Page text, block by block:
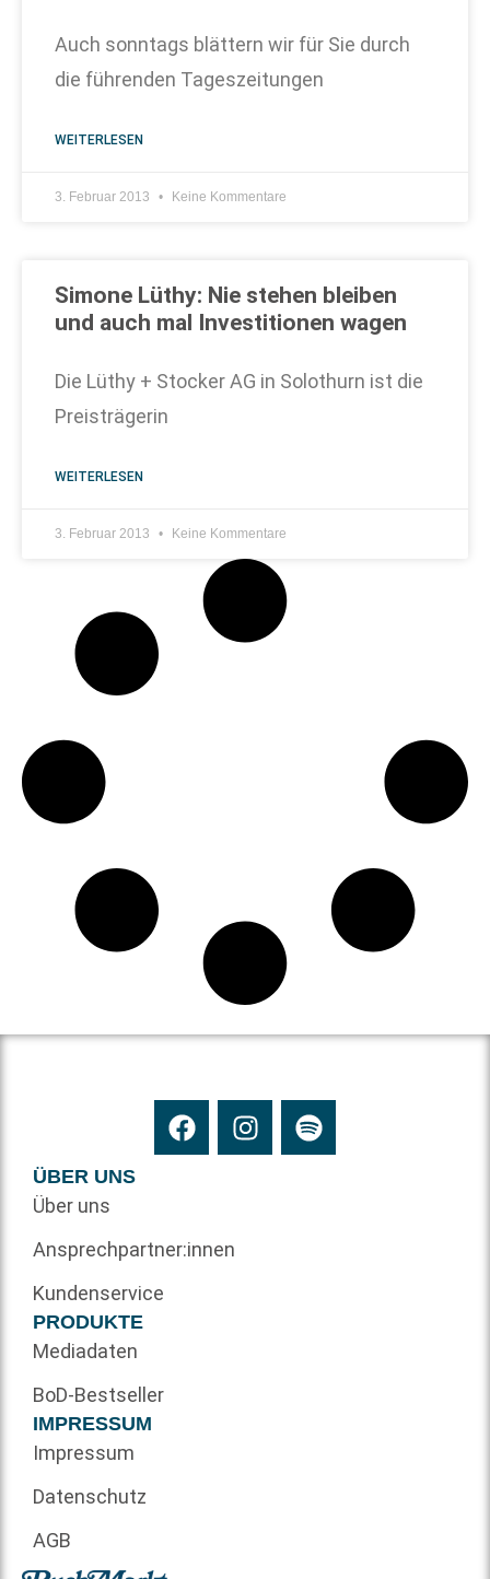
Auch sonntags blättern wir für Sie durch
die führenden Tageszeitungen
WEITERLESEN
3. Februar 2013 Keine Kommentare
Simone Lüthy: Nie stehen bleiben
und auch mal Investitionen wagen
Die Lüthy + Stocker AG in Solothurn ist die
Preisträgerin
WEITERLESEN
3. Februar 2013 Keine Kommentare
ÜBER UNS
Über uns
Ansprechpartner:innen
Kundenservice
PRODUKTE
Mediadaten
BoD-Bestseller
IMPRESSUM
Impressum
Datenschutz
AGB